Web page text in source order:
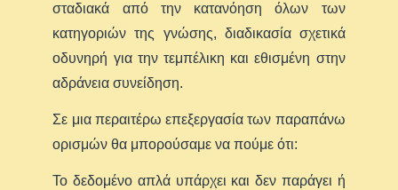
σταδιακά από την κατανόηση όλων των
κατηγοριών της γνώσης, διαδικασία σχετικά
οδυνηρή για την τεμπέλικη και εθισμένη στην
αδράνεια συνείδηση.
Σε μια περαιτέρω επεξεργασία των παραπάνω
ορισμών θα μπορούσαμε να πούμε ότι:
Το δεδομένο απλά υπάρχει και δεν παράγει ή